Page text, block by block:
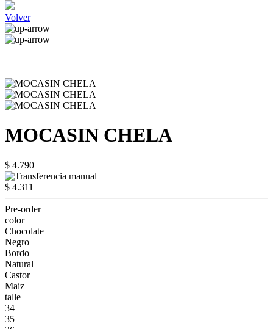
Volver
MOCASIN CHELA
$ 4.790
$ 4.311
Pre-order
color
Chocolate
Negro
Bordo
Natural
Castor
Maiz
talle
34
35